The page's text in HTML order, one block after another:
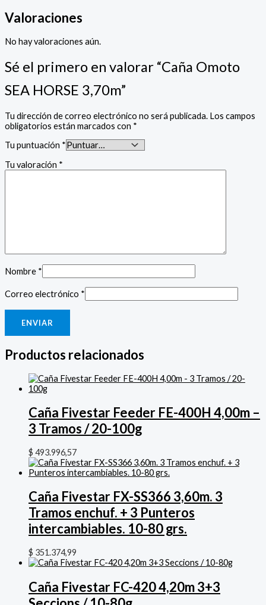
Valoraciones
No hay valoraciones aún.
Sé el primero en valorar “Caña Omoto
SEA HORSE 3,70m”
Tu dirección de correo electrónico no será publicada. Los campos
obligatorios están marcados con *
Tu puntuación *
Tu valoración *
Nombre *
Correo electrónico *
Productos relacionados
Caña Fivestar Feeder FE-400H 4,00m –
3 Tramos / 20-100g
$ 493.996,57
Caña Fivestar FX-SS366 3,60m. 3
Tramos enchuf. + 3 Punteros
intercambiables. 10-80 grs.
$ 351.374,99
Caña Fivestar FC-420 4,20m 3+3